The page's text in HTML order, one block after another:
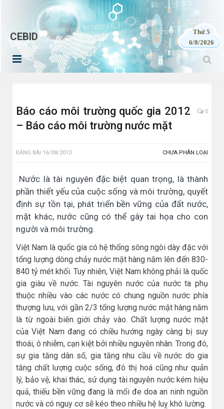
CEBID
Thứ 5
6/8/2026
Báo cáo môi trường quốc gia 2012
– Báo cáo môi trường nước mặt
0
ĐĂNG BÀI 16/08/2013 CHƯA PHÂN LOẠI
Nước là tài nguyên đặc biệt quan trọng, là thành
phần thiết yếu của cuộc sống và môi trường, quyết
định sự tồn tại, phát triển bền vững của đất nước,
mặt khác, nước cũng có thể gây tai họa cho con
người và môi trường.
Việt Nam là quốc gia có hệ thống sông ngòi dày đặc với
tổng lượng dòng chảy nước mặt hàng năm lên đến 830-
840 tỷ mét khối. Tuy nhiên, Việt Nam không phải là quốc
gia giàu về nước. Tài nguyên nước của nước ta phụ
thuộc nhiều vào các nước có chung nguồn nước phía
thượng lưu, với gần 2/3 tổng lượng nước mặt hàng năm
là từ ngoài biên giới chảy vào. Chất lượng nước mặt
của Việt Nam đang có chiều hướng ngày càng bị suy
thoái, ô nhiễm, cạn kiệt bởi nhiều nguyên nhân. Trong đó,
sự gia tăng dân số, gia tăng nhu cầu về nước do gia
tăng chất lượng cuộc sống, đô thị hoá cũng như quản
lý, bảo vệ, khai thác, sử dụng tài nguyên nước kém hiệu
quả, thiếu bền vững đang là mối đe doa an ninh nguồn
nước và có nguy cơ sẽ kéo theo nhiều hệ luỵ khó lường.